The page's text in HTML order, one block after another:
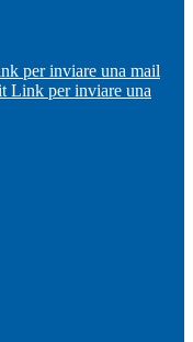
per inviare una mail
Link per inviare una